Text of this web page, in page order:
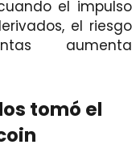
el impulso
el riesgo
aumenta
tomó el